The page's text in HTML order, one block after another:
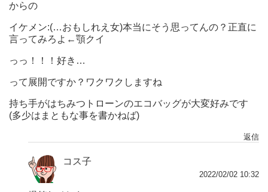
からの
イケメン:(…おもしれえ女)本当にそう思ってんの？正直に
言ってみろよ←顎クイ
っっ！！！好き…
って展開ですか？ワクワクしますね
持ち手がはちみつトローンのエコバッグが大変好みです
(多少はまともな事を書かねば)
返信
コス子
2022/02/02 10:32